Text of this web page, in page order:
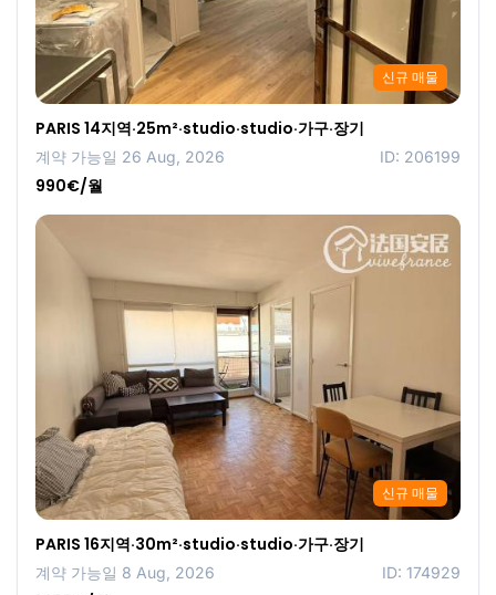
신규 매물
PARIS 14지역·25m²·studio·studio·가구·장기
계약 가능일 26 Aug, 2026 ID: 206199
990€/월
신규 매물
PARIS 16지역·30m²·studio·studio·가구·장기
계약 가능일 8 Aug, 2026 ID: 174929